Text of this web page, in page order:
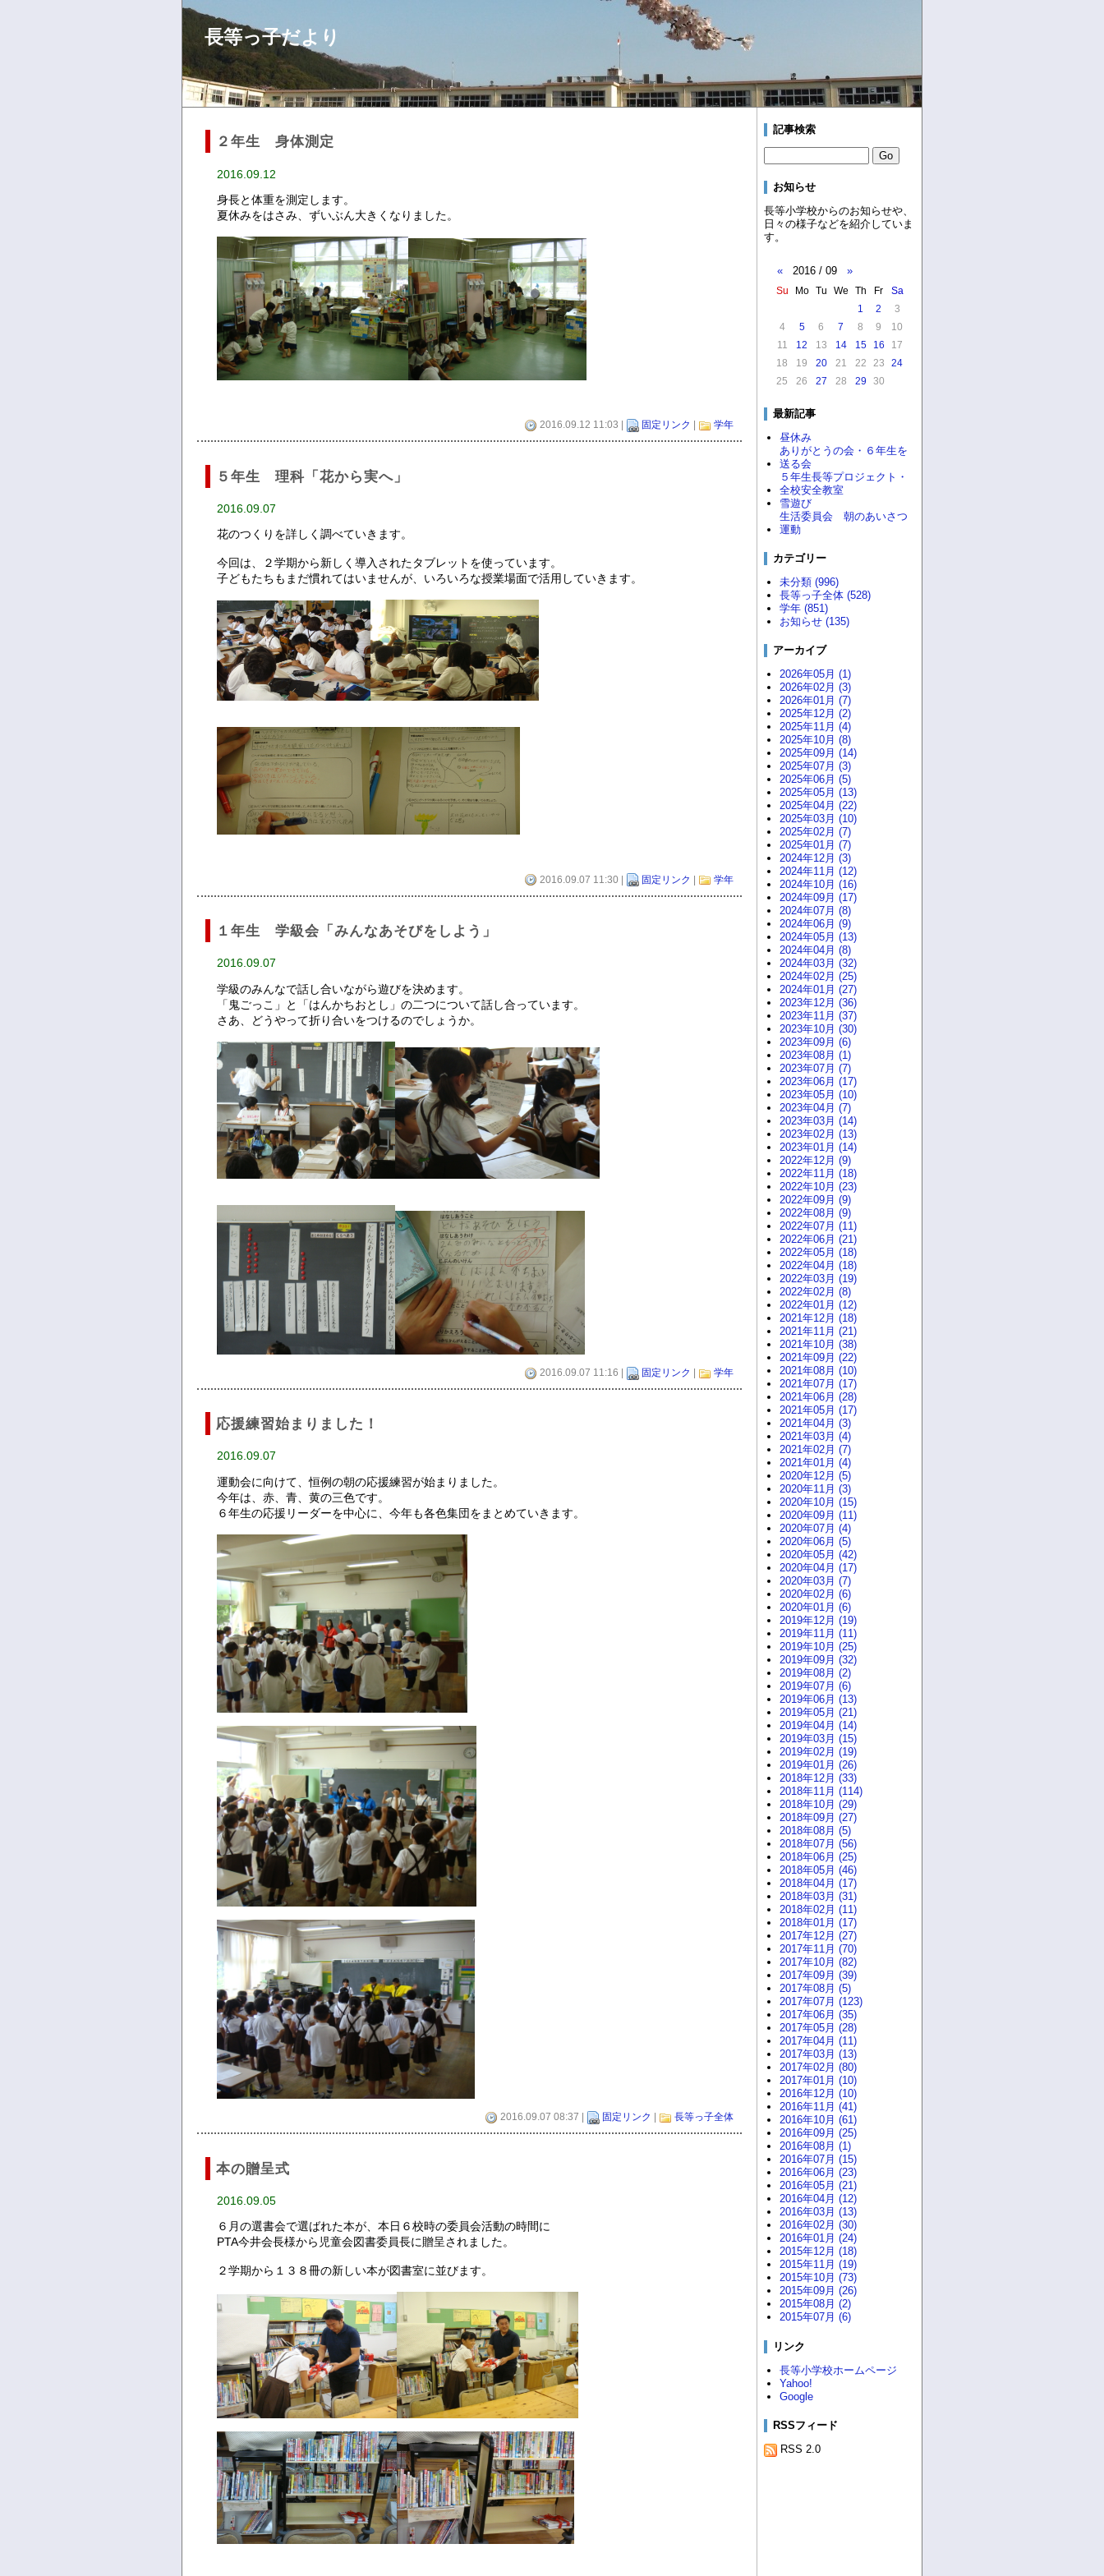
長等っ子だより
２年生 身体測定
2016.09.12
身長と体重を測定します。
夏休みをはさみ、ずいぶん大きくなりました。
2016.09.12 11:03 | 固定リンク 学年
５年生 理科「花から実へ」
2016.09.07
花のつくりを詳しく調べていきます。
今回は、２学期から新しく導入されたタブレットを使っています。
子どもたちもまだ慣れてはいませんが、いろいろな授業場面で活用していきます。
2016.09.07 11:30 | 固定リンク | 学年
１年生 学級会「みんなあそびをしよう」
2016.09.07
学級のみんなで話し合いながら遊びを決めます。
「鬼ごっこ」と「はんかちおとし」の二つについて話し合っています。
さあ、どうやって折り合いをつけるのでしょうか。
2016.09.07 11:16 | 固定リンク 学年
応援練習始まりました！
2016.09.07
運動会に向けて、恒例の朝の応援練習が始まりました。
今年は、赤、青、黄の三色です。
６年生の応援リーダーを中心に、今年も各色集団をまとめていきます。
2016.09.07 08:37 | 固定リンク 長等っ子全体
本の贈呈式
2016.09.05
６月の選書会で選ばれた本が、本日６校時の委員会活動の時間に
PTA今井会長様から児童会図書委員長に贈呈されました。
２学期から１３８冊の新しい本が図書室に並びます。
記事検索
お知らせ
長等小学校からのお知らせや、
日々の様子などを紹介していま
す。
« 2016 / 09 »
Su Mo Tu We Th Fr
Sa
1
2
3
4
5 6 7 8 9
10
11
12 13 14 15 16
17
18
19 20 21 22 23
24
25
26 27 28 29 30
最新記事
昼休み
ありがとうの会・６年生を
送る会
５年生長等プロジェクト・
全校安全教室
雪遊び
生活委員会 朝のあいさつ
運動
カテゴリー
未分類 (996)
長等っ子全体 (528)
学年 (851)
お知らせ (135)
アーカイブ
2026年05月 (1)
2026年02月 (3)
2026年01月 (7)
2025年12月 (2)
2025年11月 (4)
2025年10月 (8)
2025年09月 (14)
2025年07月 (3)
2025年06月 (5)
2025年05月 (13)
2025年04月 (22)
2025年03月 (10)
2025年02月 (7)
2025年01月 (7)
2024年12月 (3)
2024年11月 (12)
2024年10月 (16)
2024年09月 (17)
2024年07月 (8)
2024年06月 (9)
2024年05月 (13)
2024年04月 (8)
2024年03月 (32)
2024年02月 (25)
2024年01月 (27)
2023年12月 (36)
2023年11月 (37)
2023年10月 (30)
2023年09月 (6)
2023年08月 (1)
2023年07月 (7)
2023年06月 (17)
2023年05月 (10)
2023年04月 (7)
2023年03月 (14)
2023年02月 (13)
2023年01月 (14)
2022年12月 (9)
2022年11月 (18)
2022年10月 (23)
2022年09月 (9)
2022年08月 (9)
2022年07月 (11)
2022年06月 (21)
2022年05月 (18)
2022年04月 (18)
2022年03月 (19)
2022年02月 (8)
2022年01月 (12)
2021年12月 (18)
2021年11月 (21)
2021年10月 (38)
2021年09月 (22)
2021年08月 (10)
2021年07月 (17)
2021年06月 (28)
2021年05月 (17)
2021年04月 (3)
2021年03月 (4)
2021年02月 (7)
2021年01月 (4)
2020年12月 (5)
2020年11月 (3)
2020年10月 (15)
2020年09月 (11)
2020年07月 (4)
2020年06月 (5)
2020年05月 (42)
2020年04月 (17)
2020年03月 (7)
2020年02月 (6)
2020年01月 (6)
2019年12月 (19)
2019年11月 (11)
2019年10月 (25)
2019年09月 (32)
2019年08月 (2)
2019年07月 (6)
2019年06月 (13)
2019年05月 (21)
2019年04月 (14)
2019年03月 (15)
2019年02月 (19)
2019年01月 (26)
2018年12月 (33)
2018年11月 (114)
2018年10月 (29)
2018年09月 (27)
2018年08月 (5)
2018年07月 (56)
2018年06月 (25)
2018年05月 (46)
2018年04月 (17)
2018年03月 (31)
2018年02月 (11)
2018年01月 (17)
2017年12月 (27)
2017年11月 (70)
2017年10月 (82)
2017年09月 (39)
2017年08月 (5)
2017年07月 (123)
2017年06月 (35)
2017年05月 (28)
2017年04月 (11)
2017年03月 (13)
2017年02月 (80)
2017年01月 (10)
2016年12月 (10)
2016年11月 (41)
2016年10月 (61)
2016年09月 (25)
2016年08月 (1)
2016年07月 (15)
2016年06月 (23)
2016年05月 (21)
2016年04月 (12)
2016年03月 (13)
2016年02月 (30)
2016年01月 (24)
2015年12月 (18)
2015年11月 (19)
2015年10月 (73)
2015年09月 (26)
2015年08月 (2)
2015年07月 (6)
リンク
長等小学校ホームページ
Yahoo!
Google
RSSフィード
RSS 2.0